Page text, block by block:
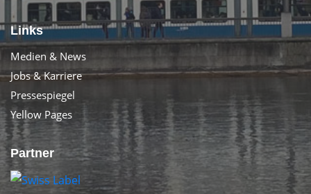
Links
Medien & News
Jobs & Karriere
Pressespiegel
Yellow Pages
Partner